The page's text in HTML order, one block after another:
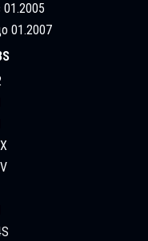
01.2005
01.2007